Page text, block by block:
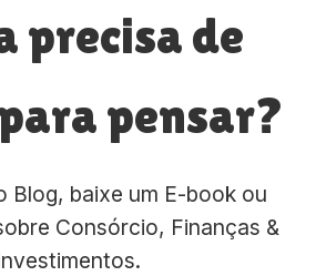
precisa de
pensar?
Blog, baixe um E-book ou
Consórcio, Finanças &